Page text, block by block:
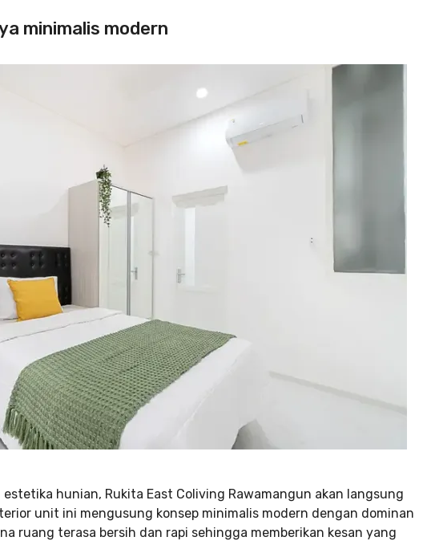
minimalis modern
hunian, Rukita East Coliving Rawamangun akan langsung
unit ini mengusung konsep minimalis modern dengan dominan
ruang terasa bersih dan rapi sehingga memberikan kesan yang